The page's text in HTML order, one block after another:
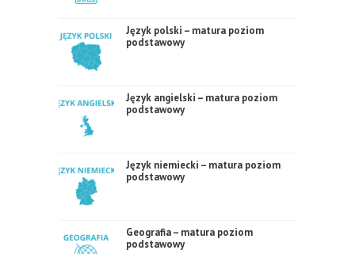
Język polski – matura poziom
podstawowy
Język angielski – matura poziom
podstawowy
Język niemiecki – matura poziom
podstawowy
Geografia – matura poziom
podstawowy